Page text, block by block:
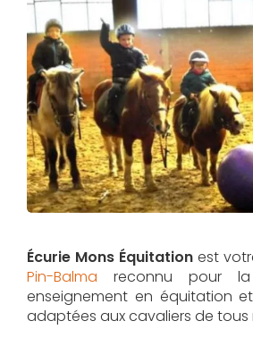
Écurie Mons Équitation est
Pin-Balma reconnu pour
enseignement en équitation
adaptées aux cavaliers de tous